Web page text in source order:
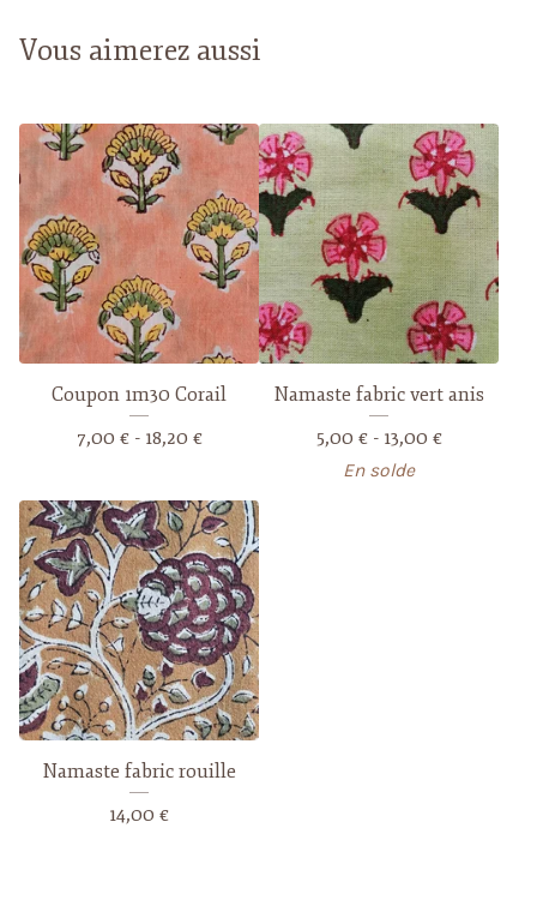
Vous aimerez aussi
Coupon 1m30 Corail
7,00 €- 18,20 €
Namaste fabric vert anis
5,00 €- 13,00 €
En solde
Namaste fabric rouille
14,00 €